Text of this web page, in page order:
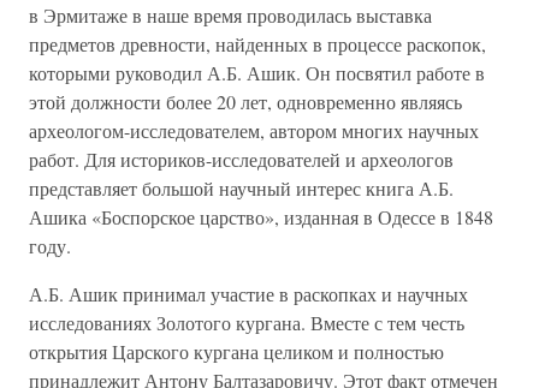
в Эрмитаже в наше время проводилась выставка
предметов древности, найденных в процессе раскопок,
которыми руководил А.Б. Ашик. Он посвятил работе в
этой должности более 20 лет, одновременно являясь
археологом-исследователем, автором многих научных
работ. Для историков-исследователей и археологов
представляет большой научный интерес книга А.Б.
Ашика «Боспорское царство», изданная в Одессе в 1848
году.
А.Б. Ашик принимал участие в раскопках и научных
исследованиях Золотого кургана. Вместе с тем честь
открытия Царского кургана целиком и полностью
принадлежит Антону Балтазаровичу. Этот факт отмечен